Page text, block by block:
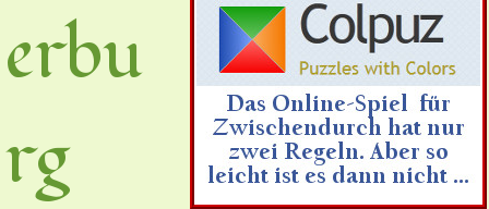
erbu
rg